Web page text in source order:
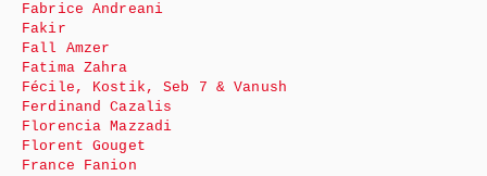
Fabrice Andreani
Fakir
Fall Amzer
Fatima Zahra
Fécile, Kostik, Seb 7 & Vanush
Ferdinand Cazalis
Florencia Mazzadi
Florent Gouget
France Fanion